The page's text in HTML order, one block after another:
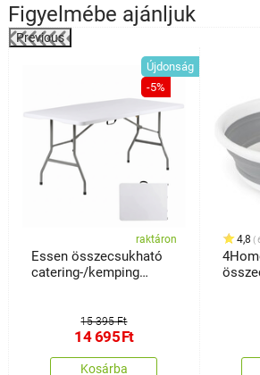
Figyelmébe ajánljuk
Previous
Újdonság
-5%
raktáron
Essen összecsukható
catering-/kemping
15 395 Ft
14 695Ft
Kosárba
4,8